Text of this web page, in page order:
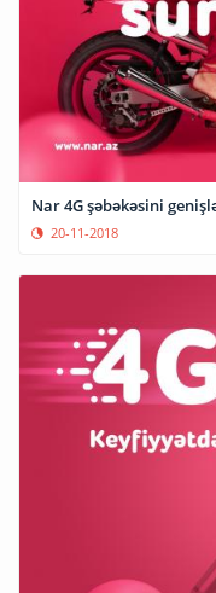
Nar 4G şəbəkəsini
20-11-2018